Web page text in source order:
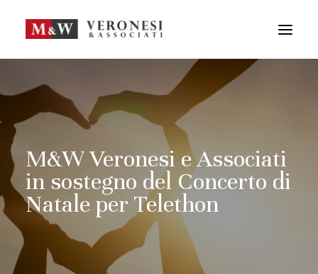
M&W STUDIO
SERVIZI
GUIDA LA TUA IMPRESA
NEWS
TEAM
DICONO DI NOI
CONTATTI
FRA
M&W Veronesi e Associati
in sostegno del Concerto di
Natale per Telethon